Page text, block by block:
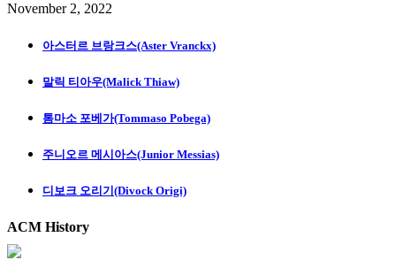
November 2, 2022
아스터르 브랑크스(Aster Vranckx)
말릭 티아우(Malick Thiaw)
톰마소 포베가(Tommaso Pobega)
주니오르 메시아스(Junior Messias)
디보크 오리기(Divock Origi)
ACM History